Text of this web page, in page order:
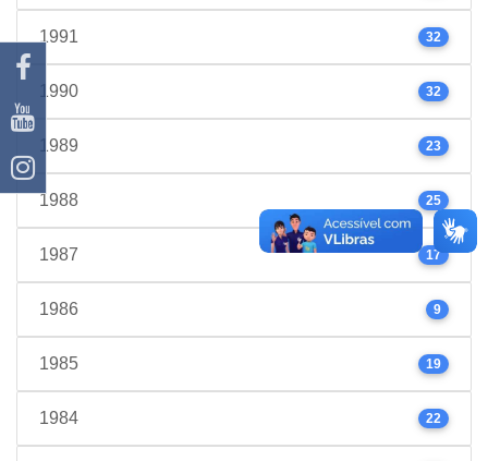
1991 32
1990 32
1989 23
1988 25
1987 17
1986 9
1985 19
1984 22